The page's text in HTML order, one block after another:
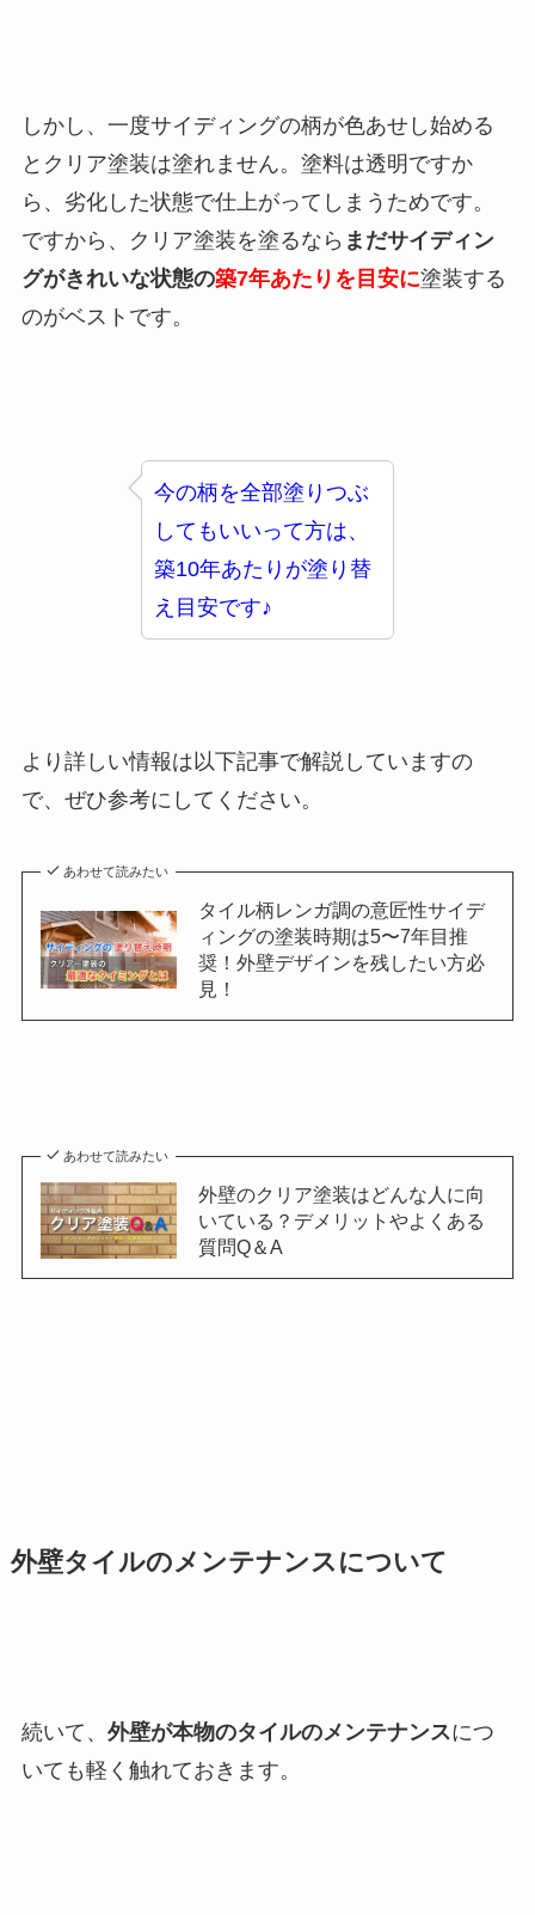
しかし、一度サイディングの柄が色あせし始める
とクリア塗装は塗れません。塗料は透明ですか
ら、劣化した状態で仕上がってしまうためです。
ですから、クリア塗装を塗るなら まだサイディン
グがきれいな状態の築7年あたりを目安に塗装する
のがベストです。
今の柄を全部塗りつぶ
してもいいって方は、
築10年あたりが塗り替
え目安です♪
より詳しい情報は以下記事で解説していますの
で、ぜひ参考にしてください。
あわせて読みたい
タイル柄レンガ調の意匠性サイデ
ィングの塗装時期は5〜7年目推
奨！外壁デザインを残したい方必
見！
あわせて読みたい
外壁のクリア塗装はどんな人に向
いている？デメリットやよくある
質問Q＆A
外壁タイルのメンテナンスについて
続いて、 外壁が本物のタイルのメンテナンスにつ
いても軽く触れておきます。